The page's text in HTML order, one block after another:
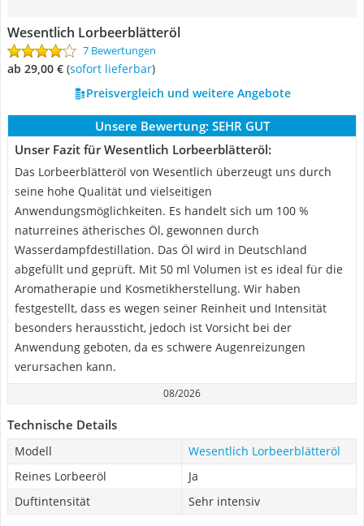
Wesentlich Lorbeerblätteröl
7 Bewertungen
ab 29,00 € ( Sofort lieferbar)
Preisvergleich und weitere Angebote
Unsere Bewertung: SEHR GUT
Unser Fazit für Wesentlich Lorbeerblätteröl:
Das Lorbeerblätteröl von Wesentlich überzeugt uns durch
seine hohe Qualität und vielseitigen
Anwendungsmöglichkeiten. Es handelt sich um 100 %
naturreines ätherisches Öl, gewonnen durch
Wasserdampfdestillation. Das Öl wird in Deutschland
abgefüllt und geprüft. Mit 50 ml Volumen ist es ideal für die
Aromatherapie und Kosmetikherstellung. Wir haben
festgestellt, dass es wegen seiner Reinheit und Intensität
besonders heraussticht, jedoch ist Vorsicht bei der
Anwendung geboten, da es schwere Augenreizungen
verursachen kann.
08/2026
Technische Details
Modell
Wesentlich Lorbeerblätteröl
Reines Lorbeeröl
Ja
Duftintensität
Sehr intensiv